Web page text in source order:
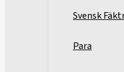
Svensk
Para